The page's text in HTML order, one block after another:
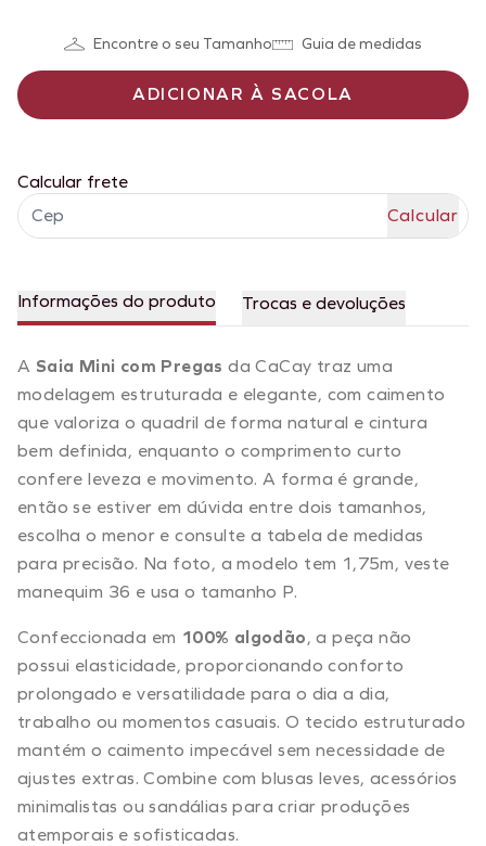
Encontre o seu Tamanho Guia de medidas
ADICIONAR À SACOLA
Calcular frete
Informações do produto Trocas e devoluções
A Saia Mini com Pregas da CaCay traz uma
modelagem estruturada e elegante, com caimento
que valoriza o quadril de forma natural e cintura
bem definida, enquanto o comprimento curto
confere leveza e movimento. A forma é grande,
então se estiver em dúvida entre dois tamanhos,
escolha o menor e consulte a tabela de medidas
para precisão. Na foto, a modelo tem 1,75m, veste
manequim 36 e usa o tamanho P.
Confeccionada em 100% algodão, a peça não
possui elasticidade, proporcionando conforto
prolongado e versatilidade para o dia a dia,
trabalho ou momentos casuais. O tecido estruturado
mantém o caimento impecável sem necessidade de
ajustes extras. Combine com blusas leves, acessórios
minimalistas ou sandálias para criar produções
atemporais e sofisticadas.